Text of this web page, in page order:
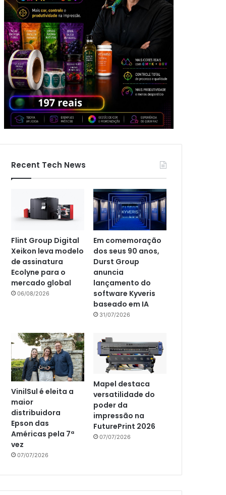
Recent Tech News
Flint Group Digital
Xeikon leva modelo
de assinatura
Ecolyne para o
mercado global
06/08/2026
Em comemoração
dos seus 90 anos,
Durst Group
anuncia
lançamento do
software Kyveris
baseado em IA
31/07/2026
VinilSul é eleita a
maior
distribuidora
Epson das
Américas pela 7ª
vez
07/07/2026
Mapel destaca
versatilidade do
poder da
impressão na
FuturePrint 2026
07/07/2026